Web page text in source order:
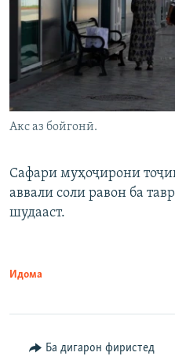
Акс аз бойгонӣ.
Сафари муҳоҷирони
аввали соли равон ба
шудааст.
Идома
Ба дигарон фиристед